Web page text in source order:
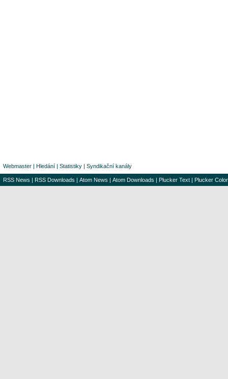
Webmaster | Hledání | Statistiky | Syndikační kanály
RSS News | RSS Downloads | Atom News | Atom Downloads | Plucker Text | Plucker Color